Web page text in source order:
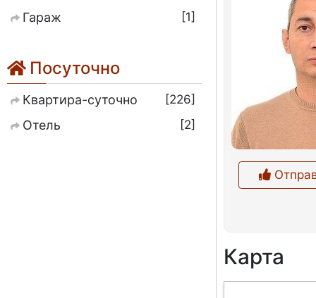
Гараж
1
Посуточно
Квартира-суточно
226
Отель
2
Карта